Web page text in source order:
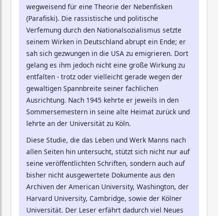
wegweisend für eine Theorie der Nebenfisken
(Parafiski). Die rassistische und politische
Verfemung durch den Nationalsozialismus setzte
seinem Wirken in Deutschland abrupt ein Ende; er
sah sich gezwungen in die USA zu emigrieren. Dort
gelang es ihm jedoch nicht eine große Wirkung zu
entfalten - trotz oder vielleicht gerade wegen der
gewaltigen Spannbreite seiner fachlichen
Ausrichtung. Nach 1945 kehrte er jeweils in den
Sommersemestern in seine alte Heimat zurück und
lehrte an der Universität zu Köln.
Diese Studie, die das Leben und Werk Manns nach
allen Seiten hin untersucht, stützt sich nicht nur auf
seine veröffentlichten Schriften, sondern auch auf
bisher nicht ausgewertete Dokumente aus den
Archiven der American University, Washington, der
Harvard University, Cambridge, sowie der Kölner
Universität. Der Leser erfährt dadurch viel Neues